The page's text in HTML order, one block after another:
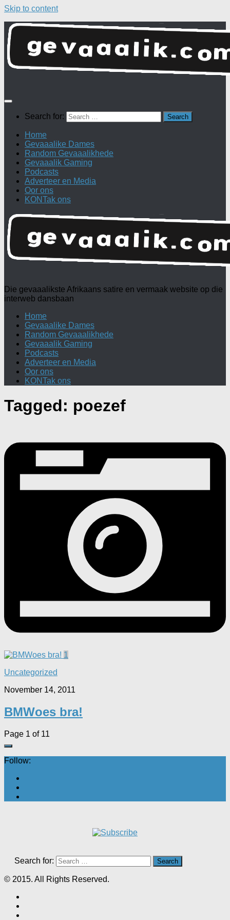
Skip to content
Search for:
Home
Gevaaalike Dames
Random Gevaaalikhede
Gevaaalik Gaming
Podcasts
Adverteer en Media
Oor ons
KONTak ons
Die gevaaalikste Afrikaans satire en vermaak website op die
interweb dansbaan
Home
Gevaaalike Dames
Random Gevaaalikhede
Gevaaalik Gaming
Podcasts
Adverteer en Media
Oor ons
KONTak ons
Tagged: poezef
1
Uncategorized
November 14, 2011
BMWoes bra!
Page 1 of 11
Follow:
Search for:
© 2015. All Rights Reserved.